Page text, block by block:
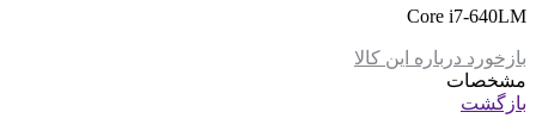
Core i7-640LM
بازخورد درباره این کالا
مشخصات
بازگشت